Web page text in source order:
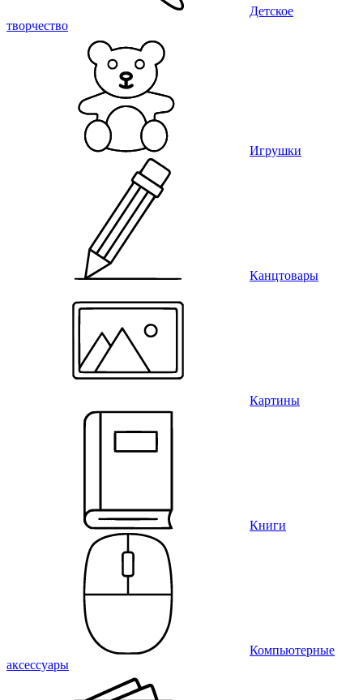
Детское
творчество
Игрушки
Канцтовары
Картины
Книги
Компьютерные
аксессуары